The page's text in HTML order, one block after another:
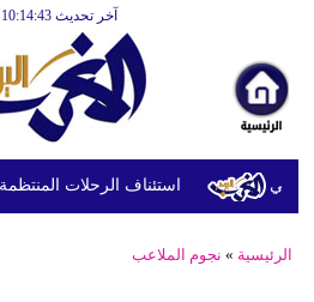
آخر تحديث GMT 10:14:43
استئناف الرحلات المنتظمة بين
الرئيسية » نجوم الملاعب